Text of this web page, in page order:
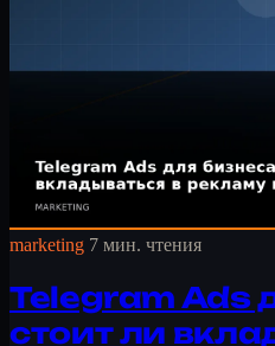
marketing 7 мин. чтения
Telegram Ads
стоит ли